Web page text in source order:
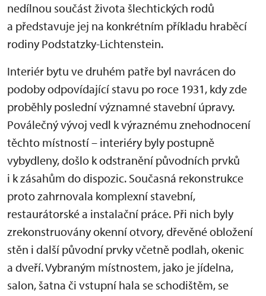
nedílnou součást života šlechtických rodů
a představuje jej na konkrétním příkladu hraběcí
rodiny Podstatzky-Lichtenstein.
Interiér bytu ve druhém patře byl navrácen do
podoby odpovídající stavu po roce 1931, kdy zde
proběhly poslední významné stavební úpravy.
Poválečný vývoj vedl k výraznému znehodnocení
těchto místností – interiéry byly postupně
vybydleny, došlo k odstranění původních prvků
i k zásahům do dispozic. Současná rekonstrukce
proto zahrnovala komplexní stavební,
restaurátorské a instalační práce. Při nich byly
zrekonstruovány okenní otvory, dřevěné obložení
stěn i další původní prvky včetně podlah, okenic
a dveří. Vybraným místnostem, jako je jídelna,
salon, šatna či vstupní hala se schodištěm, se